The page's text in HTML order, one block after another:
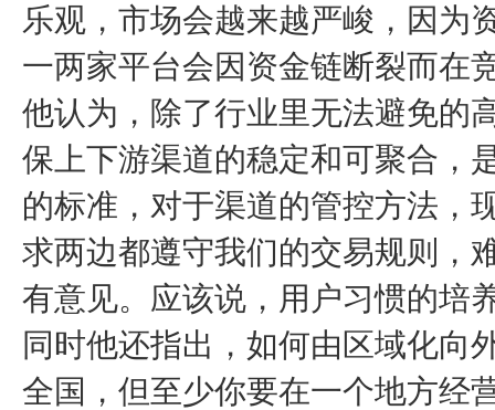
乐观，市场会越来越严峻，因为
一两家平台会因资金链断裂而在
他认为，除了行业里无法避免的
保上下游渠道的稳定和可聚合，
的标准，对于渠道的管控方法，
求两边都遵守我们的交易规则，
有意见。应该说，用户习惯的培
同时他还指出，如何由区域化向
全国，但至少你要在一个地方经